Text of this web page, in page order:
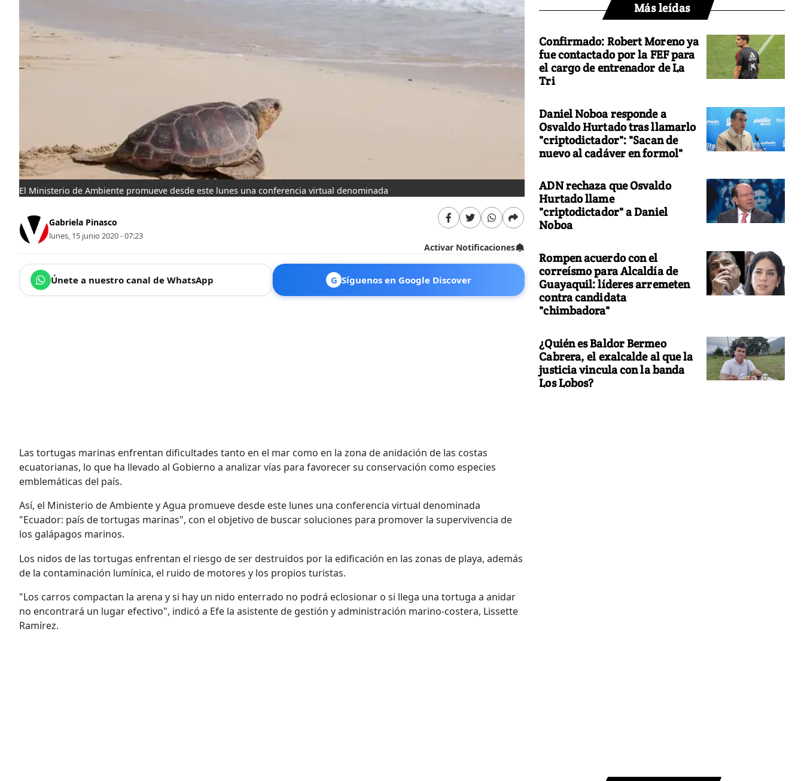
El Ministerio de Ambiente promueve desde este lunes una conferencia virtual denominada
Gabriela Pinasco
lunes, 15 junio 2020 - 07:23
Activar Notificaciones
Únete a nuestro canal de WhatsApp G Síguenos en Google Discover
Las tortugas marinas enfrentan dificultades tanto en el mar como en la zona de anidación de las costas
ecuatorianas, lo que ha llevado al Gobierno a analizar vías para favorecer su conservación como especies
emblemáticas del país.
Así, el Ministerio de Ambiente y Agua promueve desde este lunes una conferencia virtual denominada
"Ecuador: país de tortugas marinas", con el objetivo de buscar soluciones para promover la supervivencia de
los galápagos marinos.
Los nidos de las tortugas enfrentan el riesgo de ser destruidos por la edificación en las zonas de playa, además
de la contaminación lumínica, el ruido de motores y los propios turistas.
"Los carros compactan la arena y si hay un nido enterrado no podrá eclosionar o si llega una tortuga a anidar
no encontrará un lugar efectivo", indicó a Efe la asistente de gestión y administración marino-costera, Lissette
Ramírez.
Más leídas
Confirmado: Robert Moreno ya
fue contactado por la FEF para
el cargo de entrenador de La
Tri
Daniel Noboa responde a
Osvaldo Hurtado tras llamarlo
"criptodictador": "Sacan de
nuevo al cadáver en formol"
ADN rechaza que Osvaldo
Hurtado llame
"criptodictador" a Daniel
Noboa
Rompen acuerdo con el
correísmo para Alcaldía de
Guayaquil: líderes arremeten
contra candidata
"chimbadora"
¿Quién es Baldor Bermeo
Cabrera, el exalcalde al que la
justicia vincula con la banda
Los Lobos?